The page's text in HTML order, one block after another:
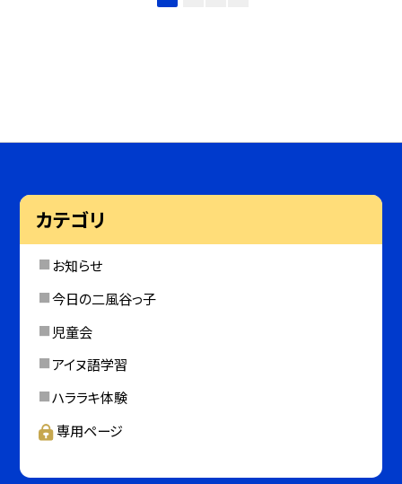
カテゴリ
お知らせ
今日の二風谷っ子
児童会
アイヌ語学習
ハララキ体験
専用ページ